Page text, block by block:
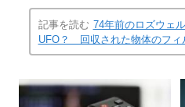
記事を読む 74年前のロズウェ
UFO？ 回収された物体のフィ